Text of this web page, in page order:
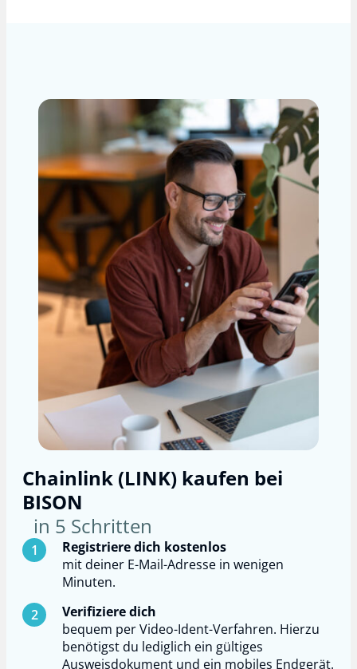
Chainlink (LINK) kaufen bei
BISON
in 5 Schritten
Registriere dich kostenlos
mit deiner E-Mail-Adresse in wenigen
Minuten.
Verifiziere dich
bequem per Video-Ident-Verfahren. Hierzu
benötigst du lediglich ein gültiges
Ausweisdokument und ein mobiles Endgerät.